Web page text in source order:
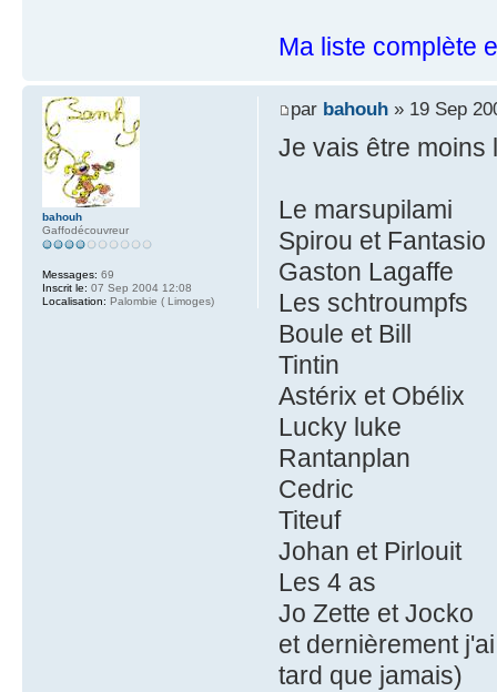
Ma liste complète
par bahouh» 19 Sep
Je vais être
Le marsupilami
Spirou et Fantasio
Gaston Lagaffe
Les schtroumpfs
Boule et Bill
Tintin
Astérix et Obélix
Lucky luke
Rantanplan
Cedric
Titeuf
Johan et Pirlouit
Les 4 as
Jo Zette et Jocko
et dernièrement
tard que jamais)
bahouh
Gaffodécouvreur
Messages: 69
Inscrit le: 07 Sep 2004 12:08
Localisation: Palombie ( Limoges)